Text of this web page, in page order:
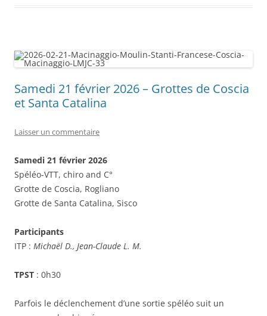
Samedi 21 février 2026 – Grottes de Coscia
et Santa Catalina
Laisser un commentaire
Samedi 21 février 2026
Spéléo-VTT, chiro and C°
Grotte de Coscia, Rogliano
Grotte de Santa Catalina, Sisco
Participants
ITP : Michaël D., Jean-Claude L. M.
TPST : 0h30
Parfois le déclenchement d’une sortie spéléo suit un